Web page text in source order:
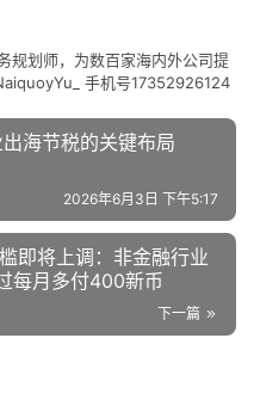
规划师，为数百家海内外公司提
手机号17352926124
海节税的关键布局
2026年6月3日 下午5:17
即将上调：非金融行业
每月多付400新币
下一篇